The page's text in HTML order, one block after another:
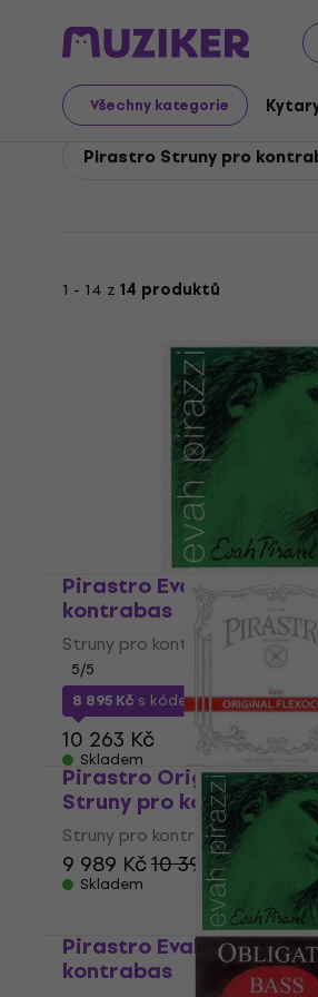
Všechny kategorie
Pirastro Smyčcové nástroje
Pirastro
Pirastro Struny pro
1 - 14 z 14 produktů
Pirastro Evah Pirazzi
kontrabas
Struny pro kontrabas
5/5
8 895 Kč s kódemMUZMUZ-10
10 263 Kč
Skladem
Pirastro Original
Struny pro kontrabas
Struny pro kontrabas
9 989 Kč10 390 Kč
Skladem
Pirastro Evah Pirazzi
kontrabas